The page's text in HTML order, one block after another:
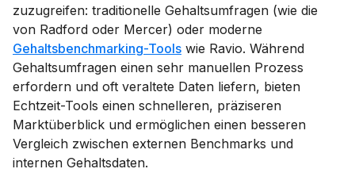
zuzugreifen: traditionelle Gehaltsumfragen (wie die
von Radford oder Mercer) oder moderne
Gehaltsbenchmarking-Tools wie Ravio. Während
Gehaltsumfragen einen sehr manuellen Prozess
erfordern und oft veraltete Daten liefern, bieten
Echtzeit-Tools einen schnelleren, präziseren
Marktüberblick und ermöglichen einen besseren
Vergleich zwischen externen Benchmarks und
internen Gehaltsdaten.